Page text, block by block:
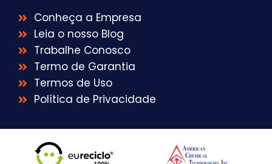
Conheça a Empresa
Leia o nosso Blog
Trabalhe Conosco
Termo de Garantia
Termos de Uso
Política de Privacidade